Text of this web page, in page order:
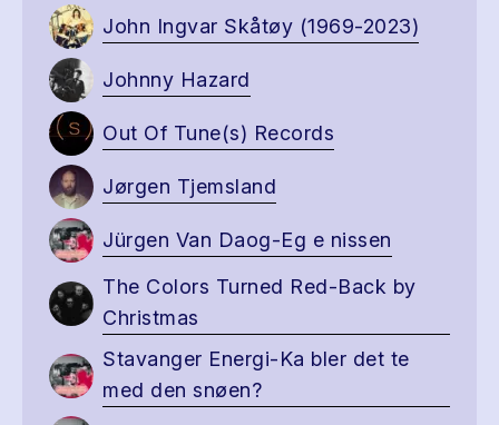
John Ingvar Skåtøy (1969-2023)
Johnny Hazard
Out Of Tune(s) Records
Jørgen Tjemsland
Jürgen Van Daog-Eg e nissen
The Colors Turned Red-Back by
Christmas
Stavanger Energi-Ka bler det te
med den snøen?